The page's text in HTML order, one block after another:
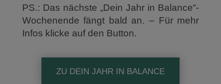
PS.: Das nächste „Dein Jahr in Balance“-
Wochenende fängt bald an. – Für mehr
Infos klicke auf den Button.
ZU DEIN JAHR IN BALANCE